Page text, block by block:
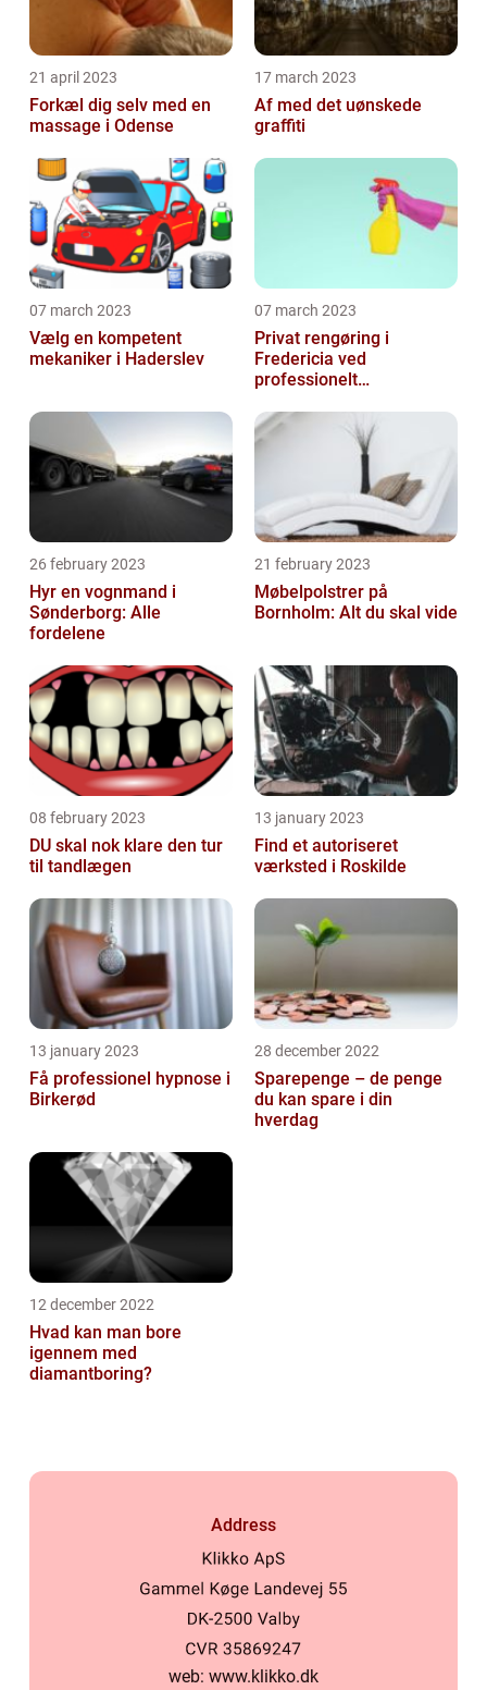
21 april 2023
Forkæl dig selv med en
massage i Odense
17 march 2023
Af med det uønskede
graffiti
07 march 2023
Vælg en kompetent
mekaniker i Haderslev
07 march 2023
Privat rengøring i
Fredericia ved
professionelt
26 february 2023
Hyr en vognmand i
Sønderborg: Alle
fordelene
21 february 2023
Møbelpolstrer på
Bornholm: Alt du skal vide
08 february 2023
DU skal nok klare den tur
til tandlægen
13 january 2023
Find et autoriseret
værksted i Roskilde
13 january 2023
Få professionel hypnose i
Birkerød
28 december 2022
Sparepenge – de penge
du kan spare i din
hverdag
12 december 2022
Hvad kan man bore
igennem med
diamantboring?
Address
web: www.klikko.dk